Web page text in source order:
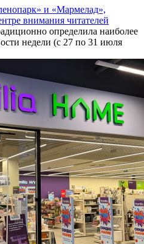
и «Мармелад»,
внимания читателей
определила наиболее
недели (с 27 по 31 июля